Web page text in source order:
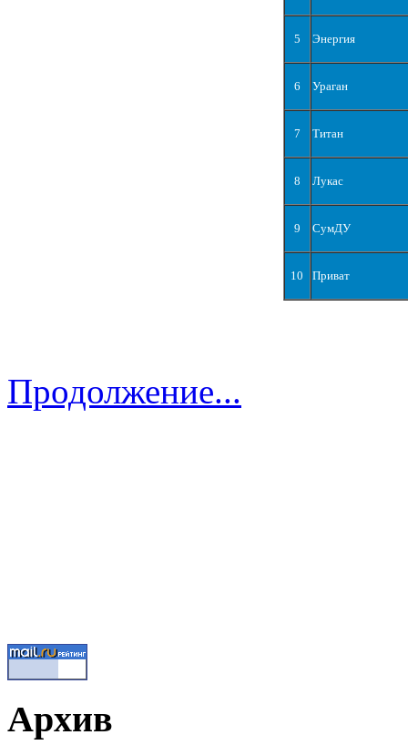
5 Энергия
6 Ураган
7 Титан
8 Лукас
9 СумДУ
10 Приват
Продолжение...
Архив